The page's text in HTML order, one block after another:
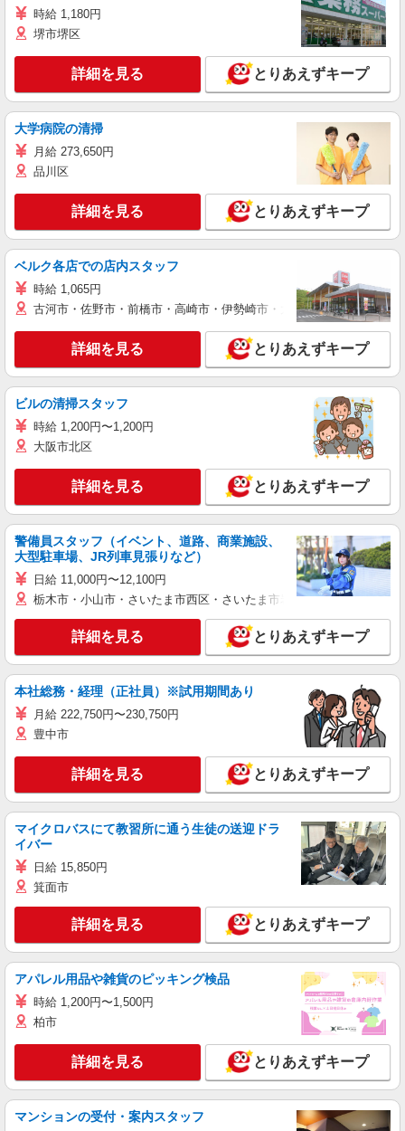
時給 1,180円
堺市堺区
詳細を見る とりあえずキープ
大学病院の清掃
月給 273,650円
品川区
詳細を見る とりあえずキープ
ベルク各店での店内スタッフ
時給 1,065円
古河市・佐野市・前橋市・高崎市・伊勢崎市・太田市・館林市・藤
詳細を見る とりあえずキープ
ビルの清掃スタッフ
時給 1,200円〜1,200円
大阪市北区
詳細を見る とりあえずキープ
警備員スタッフ（イベント、道路、商業施設、
大型駐車場、JR列車見張りなど）
日給 11,000円〜12,100円
栃木市・小山市・さいたま市西区・さいたま市岩槻区・久喜市・蓮田
詳細を見る とりあえずキープ
本社総務・経理（正社員）※試用期間あり
月給 222,750円〜230,750円
豊中市
詳細を見る とりあえずキープ
マイクロバスにて教習所に通う生徒の送迎ドラ
イバー
日給 15,850円
箕面市
詳細を見る とりあえずキープ
アパレル用品や雑貨のピッキング検品
時給 1,200円〜1,500円
柏市
詳細を見る とりあえずキープ
マンションの受付・案内スタッフ